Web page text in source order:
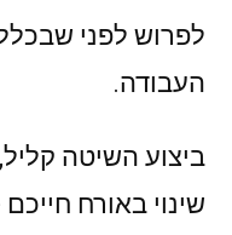
לפרוש לפני
העבודה.
ביצוע השיטה
שינוי באורח חייכם